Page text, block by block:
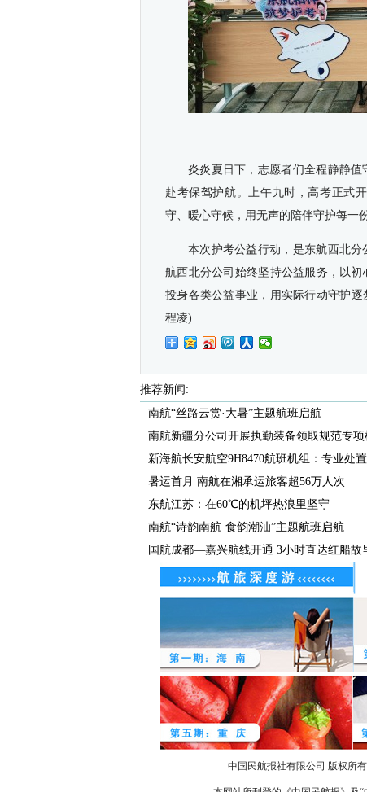
炎炎夏日下，志愿者们全程静静
赴考保驾护航。上午九时，高考正式
守、暖心守候，用无声的陪伴守护每一
本次护考公益行动，是东航西北
航西北分公司始终坚持公益服务，以
投身各类公益事业，用实际行动守护
程凌)
推荐新闻:
南航“丝路云赏·大暑”主题航班启航
南航新疆分公司开展执勤装备领取规范专项
新海航长安航空9H8470航班机组：专业处
暑运首月 南航在湘承运旅客超56万人次
东航江苏：在60℃的机坪热浪里坚守
南航“诗韵南航·食韵潮汕”主题航班启航
国航成都—嘉兴航线开通 3小时直达红船故
中国民航报社有限公司 版权所有